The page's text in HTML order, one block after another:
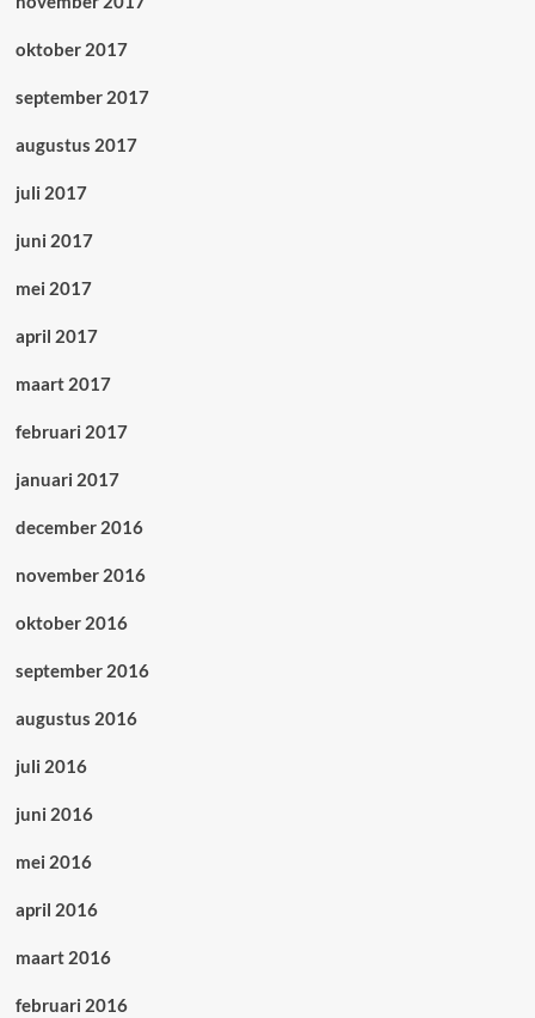
oktober 2017
september 2017
augustus 2017
juli 2017
juni 2017
mei 2017
april 2017
maart 2017
februari 2017
januari 2017
december 2016
november 2016
oktober 2016
september 2016
augustus 2016
juli 2016
juni 2016
mei 2016
april 2016
maart 2016
februari 2016